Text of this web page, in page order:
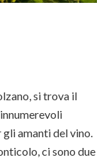
si trova il
amanti del vino.
ci sono due